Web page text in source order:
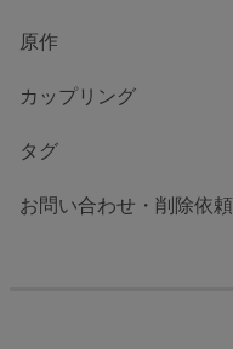
原作
カップリング
タグ
お問い合わせ・削除依頼